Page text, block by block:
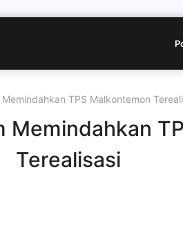
TPS Malkontemon
Memindahkan
Terealisasi